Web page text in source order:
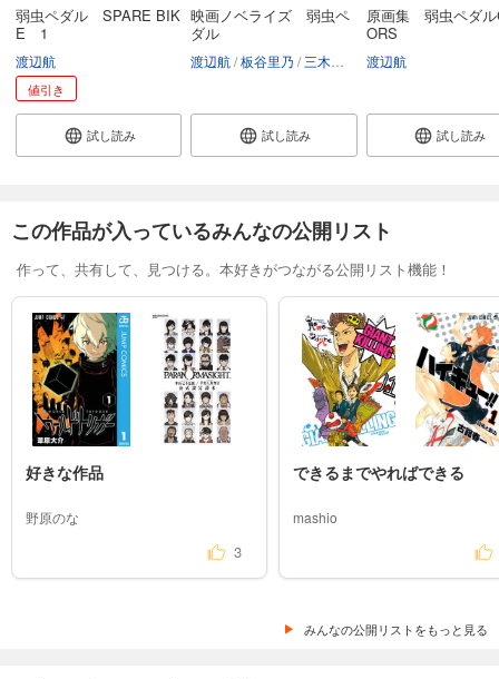
試し読み
あらすじを表示する
カート
弱虫ペダル 83
649
円 (税込)
カート
試し読み
あらすじを表示する
弱虫ペダル 84
円 (税込)
カート
弱虫ペダル 85
649円 (税込)
弱虫ペダル SPARE BIK
E 1
渡辺航
値引き
試し読み
映画ノベライズ 弱虫ペ
ダル
渡辺航 板谷里乃 三木康一郎 三萩せんや
試し読み
原画集 弱虫ペダル
ORS
渡辺航
試し読み
この作品が入っているみんなの公開リスト
作って、共有して、見つける。本好きがつながる公開リスト機能！
好きな作品
野原のな
3
できるまでやればできる
mashio
みんなの公開リストをもっと見る